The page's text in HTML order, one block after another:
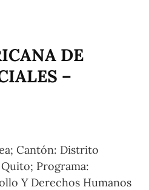
DE
–
Cantón: Distrito
Programa:
Y Derechos Humanos